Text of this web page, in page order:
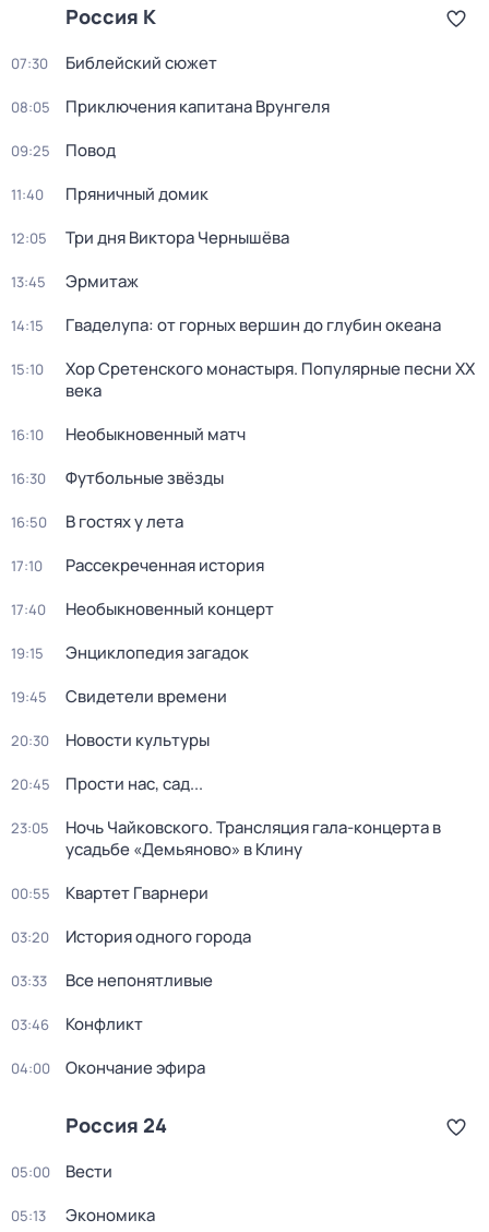
Россия К
07:30 Библейский сюжет
08:05 Приключения капитана Врунгеля
09:25 Повод
11:40 Пряничный домик
12:05 Три дня Виктора Чернышёва
13:45 Эрмитаж
14:15 Гваделупа: от горных вершин до глубин океана
15:10
Хор Сретенского монастыря. Популярные песни XX
века
16:10 Необыкновенный матч
16:30 Футбольные звёзды
16:50 В гостях у лета
17:10 Рассекреченная история
17:40 Необыкновенный концерт
19:15 Энциклопедия загадок
19:45 Свидетели времени
20:30 Новости культуры
20:45 Прости нас, сад...
23:05
Ночь Чайковского. Трансляция гала-концерта в
усадьбе «Демьяново» в Клину
00:55 Квартет Гварнери
03:20 История одного города
03:33 Все непонятливые
03:46 Конфликт
04:00 Окончание эфира
Россия 24
05:00 Вести
05:13 Экономика